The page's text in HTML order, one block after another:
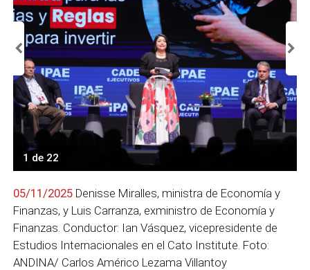
1 de 22
05/11/2025 Denisse Miralles, ministra de Economía y
Finanzas, y Luis Carranza, exministro de Economía y
Finanzas. Conductor: Ian Vásquez, vicepresidente de
Estudios Internacionales en el Cato Institute. Foto:
ANDINA/ Carlos Américo Lezama Villantoy